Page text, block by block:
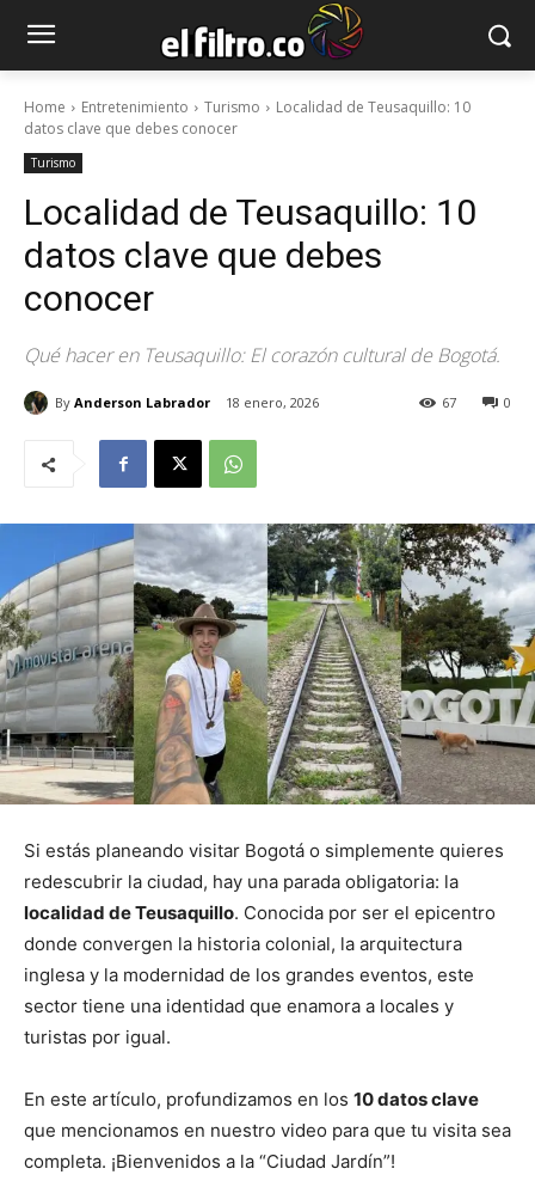
Home Entretenimiento Turismo
Localidad de Teusaquillo: 10
datos clave que debes conocer
Turismo
Localidad de Teusaquillo: 10
datos clave que debes
conocer
Qué hacer en Teusaquillo: El corazón cultural de Bogotá.
By Anderson Labrador 18 enero, 2026 0
67
Si estás planeando visitar Bogotá o simplemente quieres
redescubrir la ciudad, hay una parada obligatoria: la
localidad de Teusaquillo. Conocida por ser el epicentro
donde convergen la historia colonial, la arquitectura
inglesa y la modernidad de los grandes eventos, este
sector tiene una identidad que enamora a locales y
turistas por igual.
En este artículo, profundizamos en los 10 datos clave
que mencionamos en nuestro video para que tu visita sea
completa. ¡Bienvenidos a la “Ciudad Jardín”!